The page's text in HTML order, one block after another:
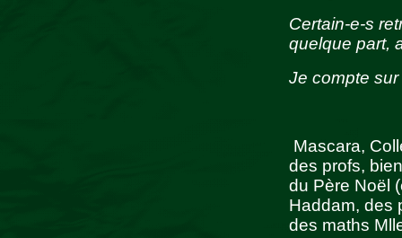
Certain-e-s
quelque part,
Je compte
Mascara,
des profs,
du Père Noël
Haddam, des
des maths